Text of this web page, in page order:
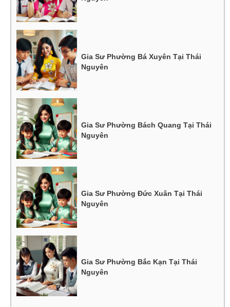
Gia Sư Phường Bá Xuyên Tại Thái
Nguyên
Gia Sư Phường Bách Quang Tại Thái
Nguyên
Gia Sư Phường Đức Xuân Tại Thái
Nguyên
Gia Sư Phường Bắc Kạn Tại Thái
Nguyên